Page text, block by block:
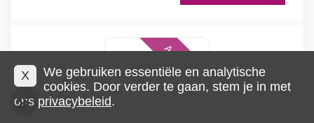
Aanbieding
X
We gebruiken essentiële en analytische
cookies. Door verder te gaan, stem je in met
ons privacybeleid.